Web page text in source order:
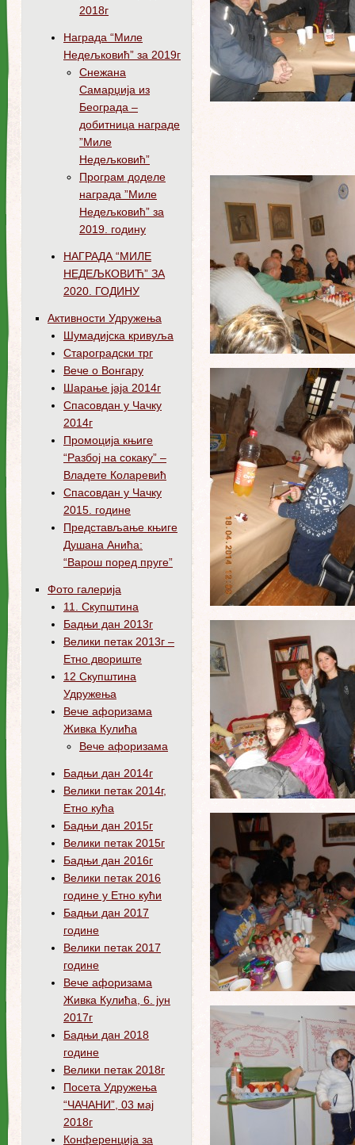
2018г
Награда “Миле
Недељковић” за 2019г
Снежана
Самарџија из
Београда –
добитница награде
”Миле
Недељковић”
Програм доделе
награда ”Миле
Недељковић” за
2019. годину
НАГРАДА “МИЛЕ
НЕДЕЉКОВИЋ” ЗА
2020. ГОДИНУ
Активности Удружења
Шумадијска кривуља
Староградски трг
Вече о Вонгару
Шарање јаја 2014г
Спасовдан у Чачку
2014г
Промоција књиге
“Разбој на сокаку” –
Владете Коларевић
Спасовдан у Чачку
2015. године
Представљање књиге
Душана Анића:
“Варош поред пруге”
Фото галерија
11. Скупштина
Бадњи дан 2013г
Велики петак 2013г –
Етно двориште
12 Скупштина
Удружења
Вече афоризама
Живка Кулића
Вече афоризама
Бадњи дан 2014г
Велики петак 2014г,
Етно кућа
Бадњи дан 2015г
Велики петак 2015г
Бадњи дан 2016г
Велики петак 2016
године у Етно кући
Бадњи дан 2017
године
Велики петак 2017
године
Вече афоризама
Живка Кулића, 6. јун
2017г
Бадњи дан 2018
године
Велики петак 2018г
Посета Удружења
“ЧАЧАНИ”, 03 мај
2018г
Конференција за